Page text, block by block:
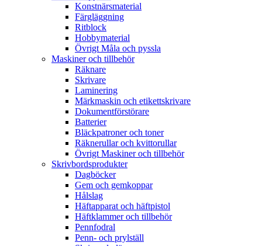
Konstnärsmaterial
Färgläggning
Ritblock
Hobbymaterial
Övrigt Måla och pyssla
Maskiner och tillbehör
Räknare
Skrivare
Laminering
Märkmaskin och etikettskrivare
Dokumentförstörare
Batterier
Bläckpatroner och toner
Räknerullar och kvittorullar
Övrigt Maskiner och tillbehör
Skrivbordsprodukter
Dagböcker
Gem och gemkoppar
Hålslag
Häftapparat och häftpistol
Häftklammer och tillbehör
Pennfodral
Penn- och prylställ